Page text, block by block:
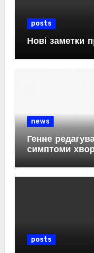
posts
Нові заметки
news
Генне
симптоми
posts